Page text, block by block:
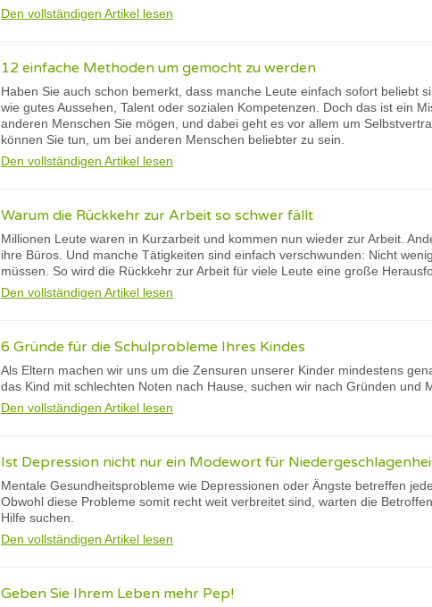
Den vollständigen Artikel lesen
12 einfache Methoden um gemocht zu werden
Haben Sie auch schon bemerkt, dass manche Leute einfach sofort beliebt
wie gutes Aussehen, Talent oder sozialen Kompetenzen. Doch das ist ein
anderen Menschen Sie mögen, und dabei geht es vor allem um
können Sie tun, um bei anderen Menschen beliebter zu sein.
Den vollständigen Artikel lesen
Warum die Rückkehr zur Arbeit so schwer fällt
Millionen Leute waren in Kurzarbeit und kommen nun wieder zur Arbeit.
ihre Büros. Und manche Tätigkeiten sind einfach verschwunden: Nicht
müssen. So wird die Rückkehr zur Arbeit für viele Leute eine große
Den vollständigen Artikel lesen
6 Gründe für die Schulprobleme Ihres Kindes
Als Eltern machen wir uns um die Zensuren unserer Kinder mindestens
das Kind mit schlechten Noten nach Hause, suchen wir nach Gründen und
Den vollständigen Artikel lesen
Ist Depression nicht nur ein Modewort für
Mentale Gesundheitsprobleme wie Depressionen oder Ängste betreffen
Obwohl diese Probleme somit recht weit verbreitet sind, warten die
Hilfe suchen.
Den vollständigen Artikel lesen
Geben Sie Ihrem Leben mehr Pep!